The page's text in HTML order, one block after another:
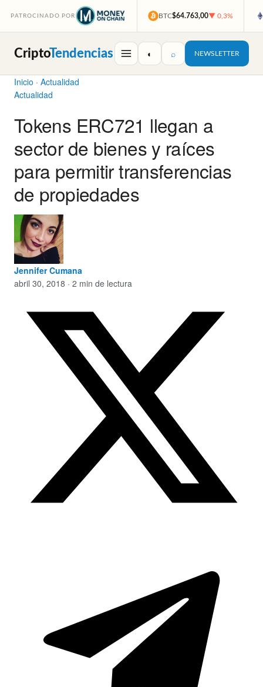
PATROCINADO POR BTC$64.763,00▼ 0,3%
CriptoTendencias ◐ ⌕ NEWSLETTER
Inicio · Actualidad
Actualidad
Tokens ERC721 llegan a
sector de bienes y raíces
para permitir transferencias
de propiedades
Jennifer Cumana
abril 30, 2018 · 2 min de lectura